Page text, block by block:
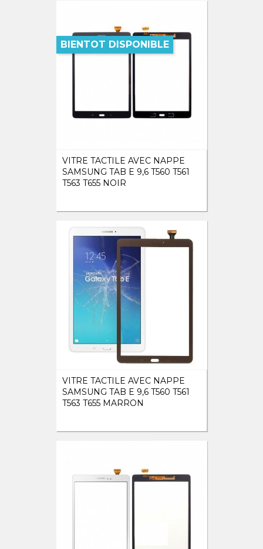
VITRE TACTILE AVEC NAPPE
SAMSUNG TAB E 9,6 T560 T561
T563 T655 NOIR
BIENTOT DISPONIBLE
VITRE TACTILE AVEC NAPPE
SAMSUNG TAB E 9,6 T560 T561
T563 T655 MARRON